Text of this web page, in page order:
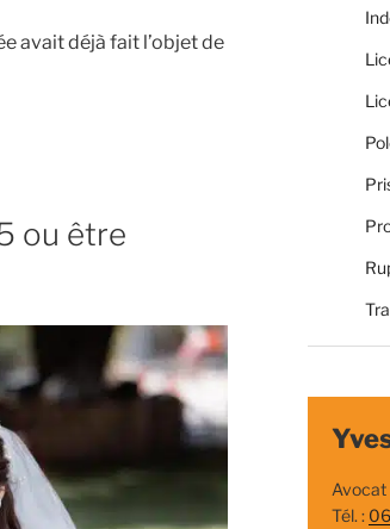
avait déjà fait l’objet de
ou être
Avocat
Tél. :